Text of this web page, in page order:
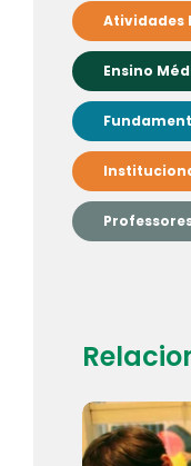
Atividades
Ensino